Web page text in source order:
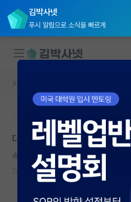
김박사넷
푸시 알림으로 소식을 빠르게
대학원생 모집
국내대학원 정보
연구실&오픈랩
커뮤니티
커뮤니티 홈
커뮤니티 홈
본문이 수정되지 않는 박제글입니다.
대학원 자퇴 조언
속편한 루이 파스퇴르
2026.06.14 5 781